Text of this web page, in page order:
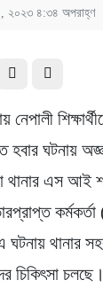
২০২৩ ৪:৩৪ অপরাহ্ণ
নেপালী
ঘটনায়
থানার এস আই
ঘটনায় থানার
চিকিৎসা